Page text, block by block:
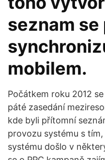
seznam se
mobilem.
Počátkem roku 2012
páté zasedání
kde byli přítomní
provozu systému s
systému došlo v